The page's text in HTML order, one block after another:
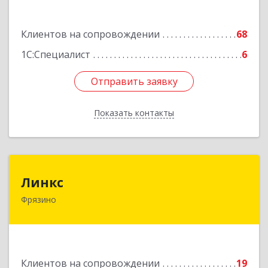
Клиентов на сопровождении
68
1С:Специалист
6
Отправить заявку
Показать контакты
Отправить заявку
Назад
Линкс
Фрязино
Клиентов на сопровождении
19
141190, Московская обл, Фрязино г, Заводской